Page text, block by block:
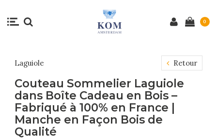
0
Laguiole Retour
Couteau Sommelier Laguiole
dans Boîte Cadeau en Bois –
Fabriqué à 100% en France |
Manche en Façon Bois de
Qualité